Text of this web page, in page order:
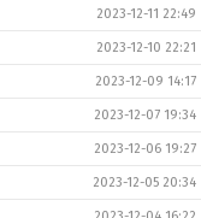
2023-12-11 22:49
2023-12-10 22:21
2023-12-09 14:17
2023-12-07 19:34
2023-12-06 19:27
2023-12-05 20:34